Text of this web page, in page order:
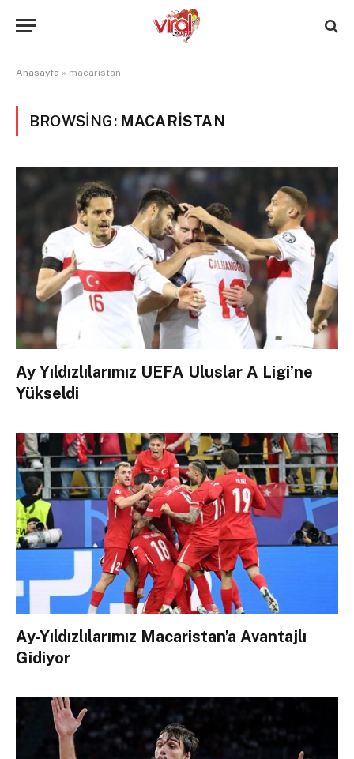
Anasayfa » macaristan
BROWSING: MACARISTAN
Ay Yıldızlılarımız UEFA Uluslar A Ligi’ne
Yükseldi
Ay-Yıldızlılarımız Macaristan’a Avantajlı
Gidiyor